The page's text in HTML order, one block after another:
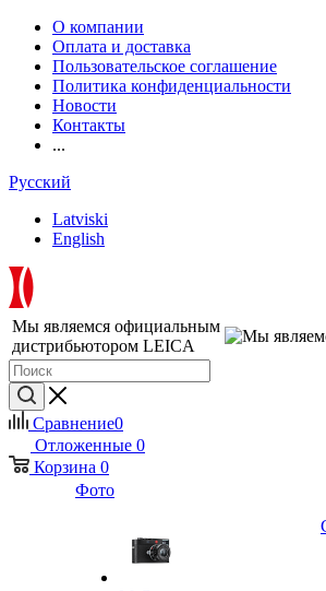
О компании
Оплата и доставка
Пользовательское соглашение
Политика конфиденциальности
Новости
Контакты
...
Русский
Latviski
English
Мы являемся официальным
дистрибьютором LEICA
Сравнение0
Отложенные 0
Корзина 0
Фото